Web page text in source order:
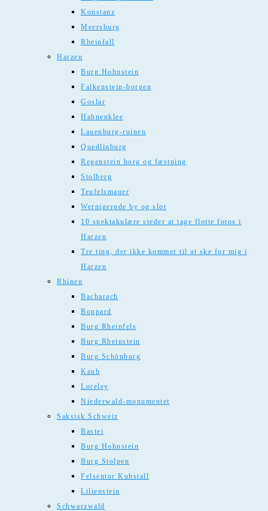
Konstanz
Meersburg
Rheinfall
Harzen
Burg Hohnstein
Falkenstein-borgen
Goslar
Hahnenklee
Lauenburg-ruinen
Quedlinburg
Regenstein borg og fæstning
Stolberg
Teufelsmauer
Wernigerode by og slot
10 spektakulære steder at tage flotte fotos i
Harzen
Tre ting, der ikke kommer til at ske for mig i
Harzen
Rhinen
Bacharach
Boppard
Burg Rheinfels
Burg Rheinstein
Burg Schönburg
Kaub
Loreley
Niederwald-monumentet
Saksisk Schweiz
Bastei
Burg Hohnstein
Burg Stolpen
Felsentor Kuhstall
Lilienstein
Schwarzwald